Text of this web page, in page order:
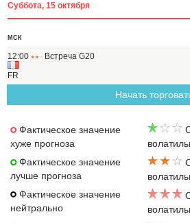
Суббота, 15 октября
МСК
12:00
FR
Встреча G20
Начать
Фактическое значение
хуже прогноза
Фактическое значение
лучше прогноза
Фактическое значение
нейтрально